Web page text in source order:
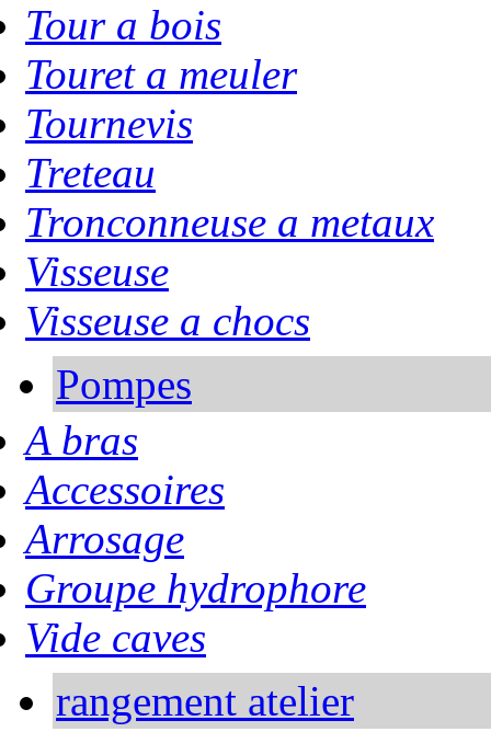
Tour a bois
Touret a meuler
Tournevis
Treteau
Tronconneuse a metaux
Visseuse
Visseuse a chocs
Pompes
A bras
Accessoires
Arrosage
Groupe hydrophore
Vide caves
rangement atelier